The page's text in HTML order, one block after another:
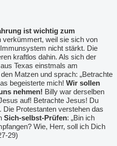
ist wichtig zum
verkümmert, weil sie sich von
nicht stärkt. Die
kraftlos dahin. Als sich der
Texas einstmals am
Matzen und sprach: „Betrachte
begeisterte mich! Wir sollen
nehmen! Billy war derselben
auf! Betrachte Jesus! Du
Protestanten verstehen das
Sich-selbst-Prüfen: „Bin ich
Wie, Herr, soll ich Dich
29)